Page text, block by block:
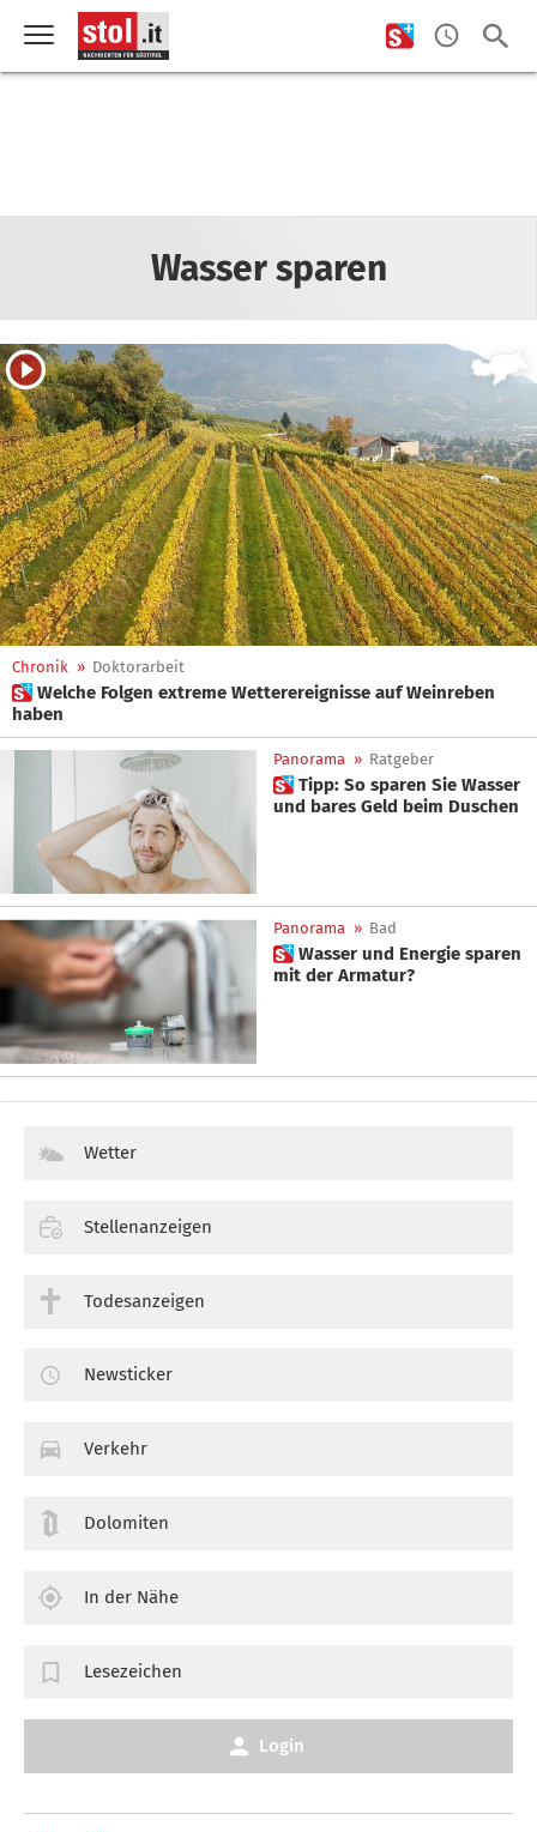
Wasser sparen
Chronik » Doktorarbeit
 Welche Folgen extreme Wetterereignisse auf Weinreben
haben
Panorama » Ratgeber
 Tipp: So sparen Sie Wasser
und bares Geld beim Duschen
Panorama » Bad
 Wasser und Energie sparen
mit der Armatur?
Wetter
Stellenanzeigen
Todesanzeigen
Newsticker
Verkehr
Dolomiten
In der Nähe
Lesezeichen
Login